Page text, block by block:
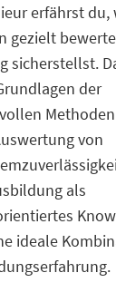
erfährst du,
gezielt
sicherstellst.
der
von
als
ideale